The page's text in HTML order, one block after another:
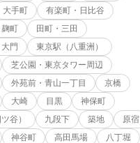
大手町
有楽町・日比谷
町
田町・三田
門
東京駅（八重洲）
芝公園・東京タワー周辺
外苑前・青山一丁目
京橋
大崎 目黒
神保町
谷）
九段下 築地
原宿
神谷町 高田馬場
八丁堀